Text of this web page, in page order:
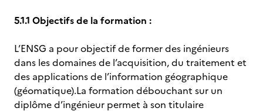
5.1.1 Objectifs de la formation :
L’ENSG a pour objectif de former des ingénieurs
dans les domaines de l’acquisition, du traitement et
des applications de l’information géographique
(géomatique).La formation débouchant sur un
diplôme d’ingénieur permet à son titulaire